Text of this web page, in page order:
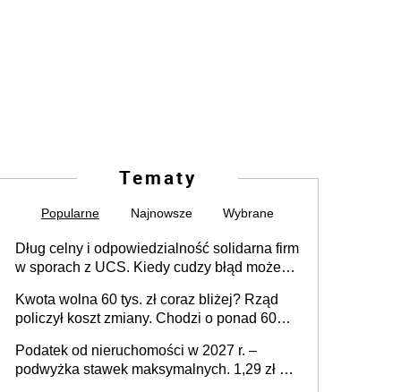
Tematy
Popularne Najnowsze Wybrane
Dług celny i odpowiedzialność solidarna firm
w sporach z UCS. Kiedy cudzy błąd może
Kwota wolna 60 tys. zł coraz bliżej? Rząd
policzył koszt zmiany. Chodzi o ponad 60
Podatek od nieruchomości w 2027 r. –
podwyżka stawek maksymalnych. 1,29 zł za